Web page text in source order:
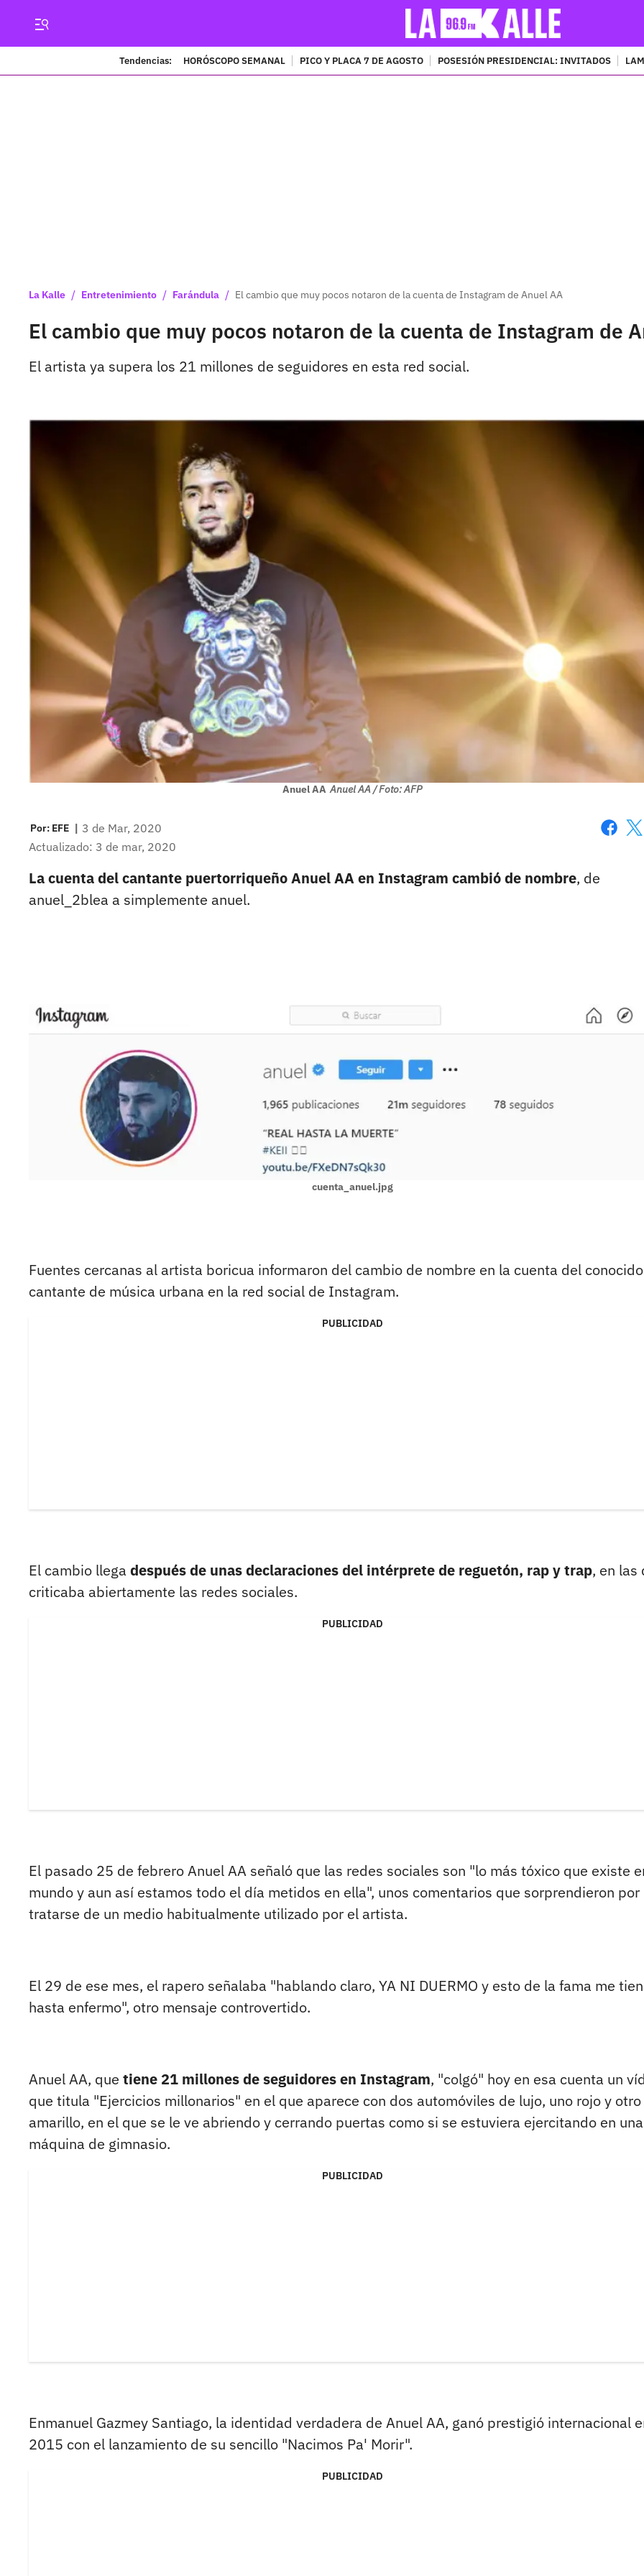
Tendencias: HORÓSCOPO SEMANAL PICO Y PLACA 7 DE AGOSTO POSESIÓN PRESIDENCIAL: INVITADOS
La Kalle / Entretenimiento / Farándula / El cambio que muy pocos notaron de la cuenta de Instagram de Anuel AA
El cambio que muy pocos notaron de la cuenta de Instagram de
El artista ya supera los 21 millones de seguidores en esta red social.
Anuel AA Anuel AA / Foto: AFP
Por: EFE | 3 de Mar, 2020
Actualizado: 3 de mar, 2020
La cuenta del cantante puertorriqueño Anuel AA en Instagram cambió de nombre, de
anuel_2blea a simplemente anuel.
cuenta_anuel.jpg
Fuentes cercanas al artista boricua informaron del cambio de nombre en la cuenta del conocido
cantante de música urbana en la red social de Instagram.
PUBLICIDAD
El cambio llega después de unas declaraciones del intérprete de reguetón, rap y trap, en las
criticaba abiertamente las redes sociales.
PUBLICIDAD
El pasado 25 de febrero Anuel AA señaló que las redes sociales son "lo más tóxico que existe
mundo y aun así estamos todo el día metidos en ella", unos comentarios que sorprendieron por
tratarse de un medio habitualmente utilizado por el artista.
El 29 de ese mes, el rapero señalaba "hablando claro, YA NI DUERMO y esto de la fama me
hasta enfermo", otro mensaje controvertido.
Anuel AA, que tiene 21 millones de seguidores en Instagram, "colgó" hoy en esa cuenta un
que titula "Ejercicios millonarios" en el que aparece con dos automóviles de lujo, uno rojo y otro
amarillo, en el que se le ve abriendo y cerrando puertas como si se estuviera ejercitando en una
máquina de gimnasio.
PUBLICIDAD
Enmanuel Gazmey Santiago, la identidad verdadera de Anuel AA, ganó prestigió internacional
2015 con el lanzamiento de su sencillo "Nacimos Pa' Morir".
PUBLICIDAD